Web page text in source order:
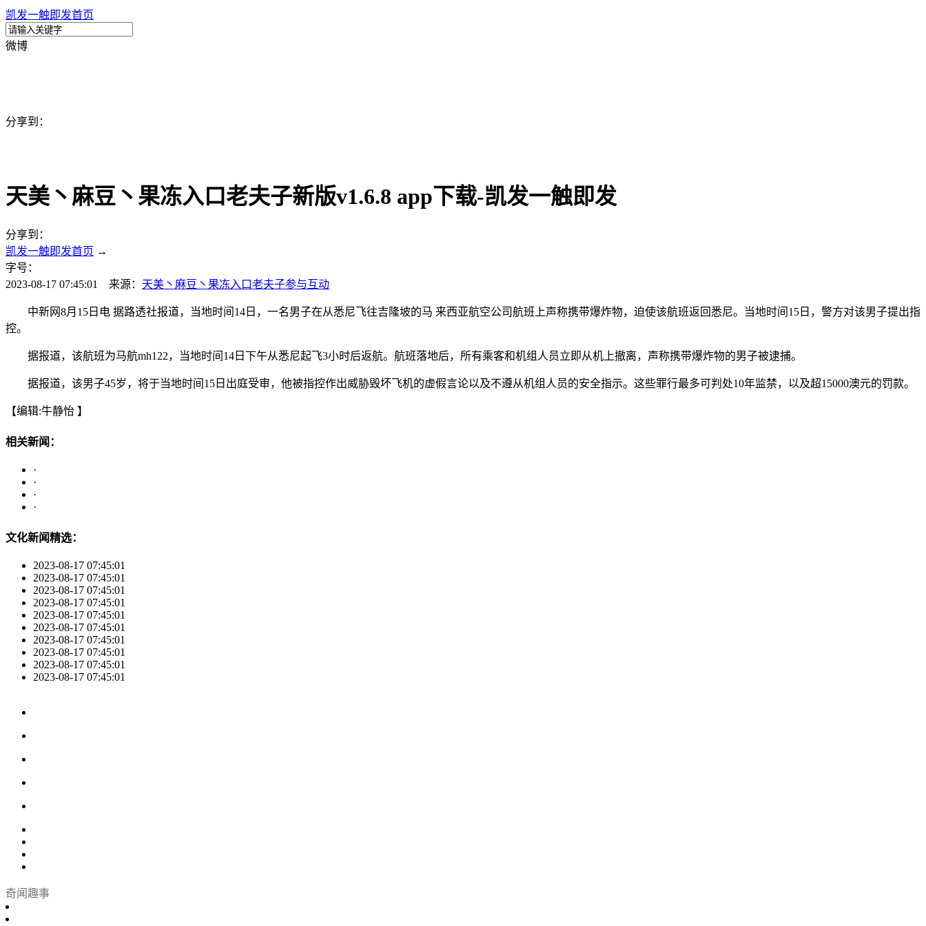
凯发一触即发首页
微博
分享到：
天美丶麻豆丶果冻入口老夫子新版v1.6.8 app下载-凯发一触即发
分享到：
凯发一触即发首页 →
字号：
2023-08-17 07:45:01 来源： 天美丶麻豆丶果冻入口老夫子参与互动
中新网8月15日电 据路透社报道，当地时间14日，一名男子在从悉尼飞往吉隆坡的马 来西亚航空公司航班上声称携带爆炸物，迫使该航班返回悉尼。当地时间15日，警方对该男子提出指
控。
据报道，该航班为马航mh122，当地时间14日下午从悉尼起飞3小时后返航。航班落地后，所有乘客和机组人员立即从机上撤离，声称携带爆炸物的男子被逮捕。
据报道，该男子45岁，将于当地时间15日出庭受审，他被指控作出威胁毁坏飞机的虚假言论以及不遵从机组人员的安全指示。这些罪行最多可判处10年监禁，以及超15000澳元的罚款。
【编辑:牛静怡 】
相关新闻：
·
·
·
·
文化新闻精选：
2023-08-17 07:45:01
2023-08-17 07:45:01
2023-08-17 07:45:01
2023-08-17 07:45:01
2023-08-17 07:45:01
2023-08-17 07:45:01
2023-08-17 07:45:01
2023-08-17 07:45:01
2023-08-17 07:45:01
2023-08-17 07:45:01
奇闻趣事